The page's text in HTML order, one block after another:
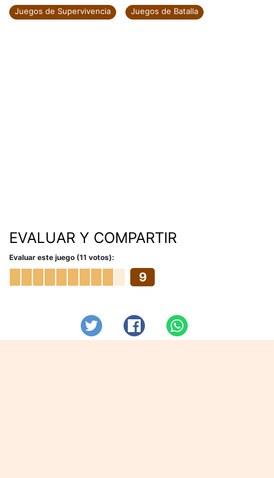
Juegos de Supervivencia Juegos de Batalla
EVALUAR Y COMPARTIR
Evaluar este juego (11 votos):
9